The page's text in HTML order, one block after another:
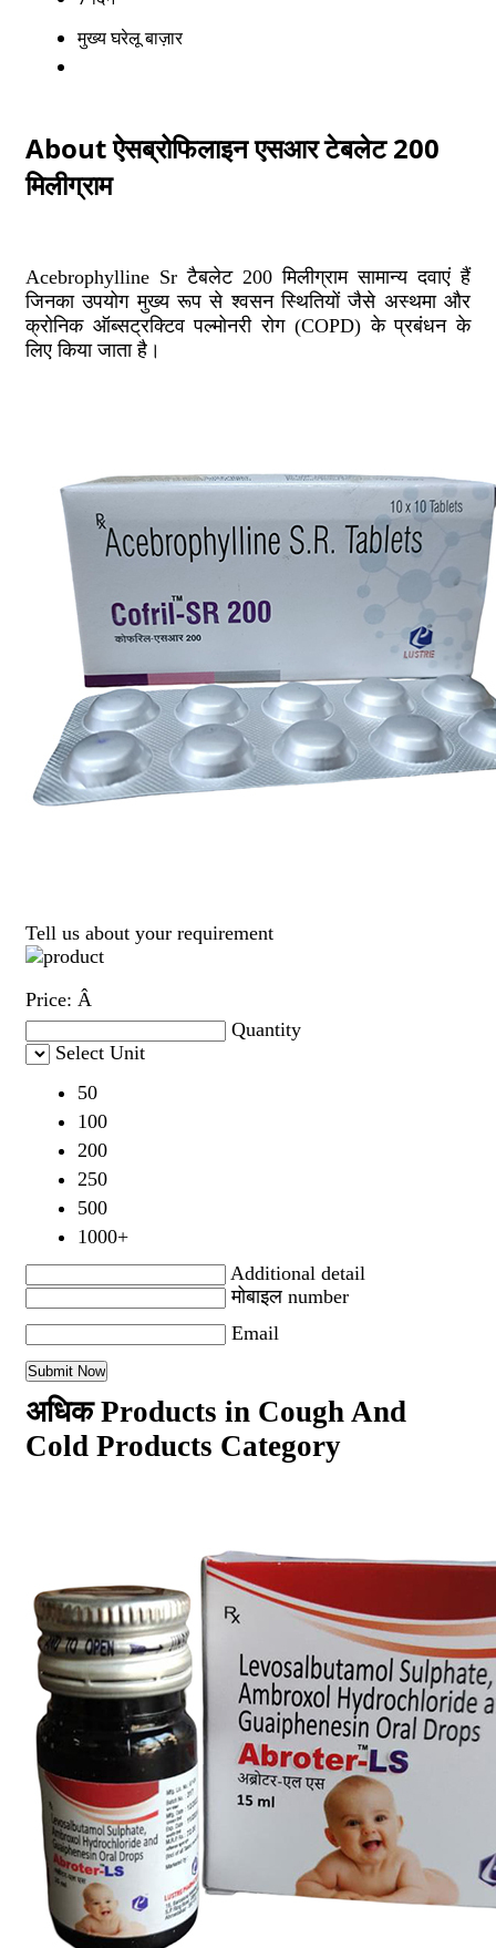
मुख्य घरेलू बाज़ार
About ऐसब्रोफिलाइन एसआर टेबलेट 200
मिलीग्राम
Acebrophylline Sr टैबलेट 200 मिलीग्राम सामान्य दवाएं हैं
जिनका उपयोग मुख्य रूप से श्वसन स्थितियों जैसे अस्थमा और
क्रोनिक ऑब्सट्रक्टिव पल्मोनरी रोग (COPD) के प्रबंधन के
लिए किया जाता है।
Tell us about your requirement
Price: Â
Quantity
Select Unit
50
100
200
250
500
1000+
Additional detail
मोबाइल number
Email
अधिक Products in Cough And
Cold Products Category